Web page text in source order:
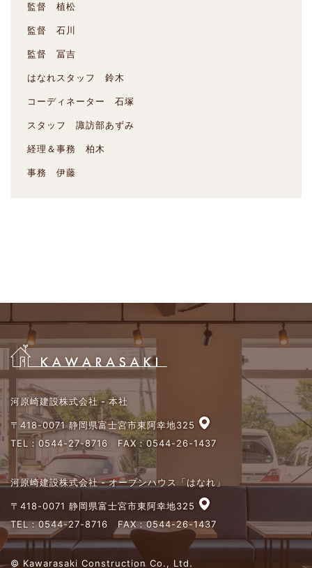
監督 植松
監督 石川
監督 冨吉
はなれスタッフ 鈴木
コーディネーター 石塚
スタッフ 諏訪部あずみ
経理＆事務 柏木
事務 伊藤
河原崎建設株式会社 - 本社
〒418-0071 静岡県富士宮市東阿幸地325
TEL： 0544-27-8716 FAX：0544-26-1437
河原崎建設株式会社 - オープンハウス「はなれ」
〒418-0071 静岡県富士宮市東阿幸地325
TEL：0544-27-8716 FAX：0544-26-1437
© Kawarasaki Construction Co., Ltd.